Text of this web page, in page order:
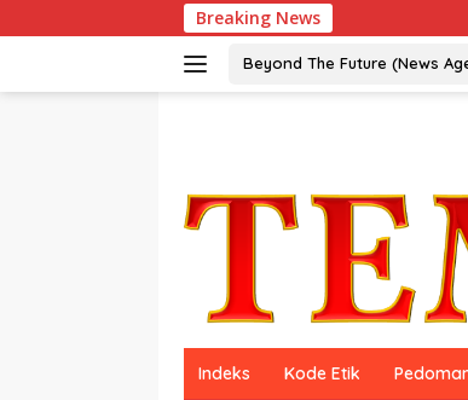
ke
Breaking News
Beyond The Future (News
Indeks Kode Etik